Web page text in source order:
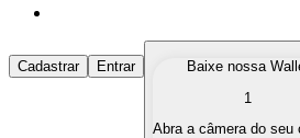
Comprar Criptomoedas
Compre as criptomoedas de
Cadastrar Entrar
Baixe nossa
1
Abra a câmera do seu